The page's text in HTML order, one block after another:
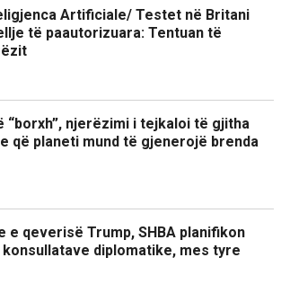
Artificiale/ Testet në Britani
të paautorizuara: Tentuan të
“borxh”, njerëzimi i tejkaloi të gjitha
që planeti mund të gjenerojë brenda
e qeverisë Trump, SHBA planifikon
diplomatike, mes tyre